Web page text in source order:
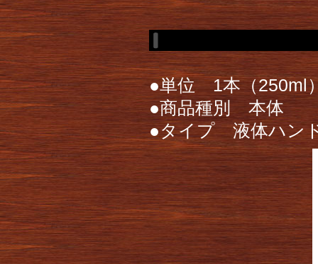
●単位 1本（250ml
●商品種別 本体
●タイプ 液体ハン